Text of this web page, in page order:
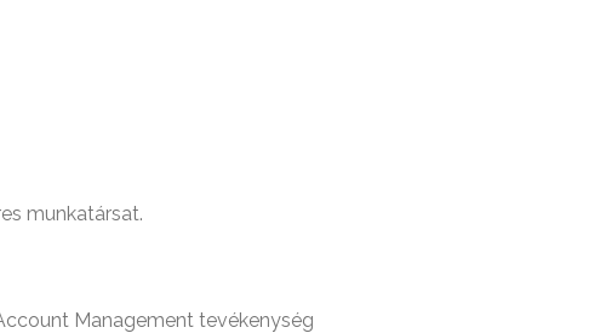
munkatársat.
Management tevékenység